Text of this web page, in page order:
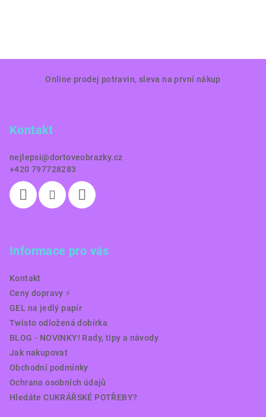
Online prodej potravin, sleva na první nákup
Kontakt
nejlepsi@dortoveobrazky.cz
+420 797728283
Informace pro vás
Kontakt
Ceny dopravy ⚡️
GEL na jedlý papír
Twisto odložená dobírka
BLOG - NOVINKY! Rady, tipy a návody
Jak nakupovat
Obchodní podmínky
Ochrana osobních údajů
Hledáte CUKRÁŘSKÉ POTŘEBY?